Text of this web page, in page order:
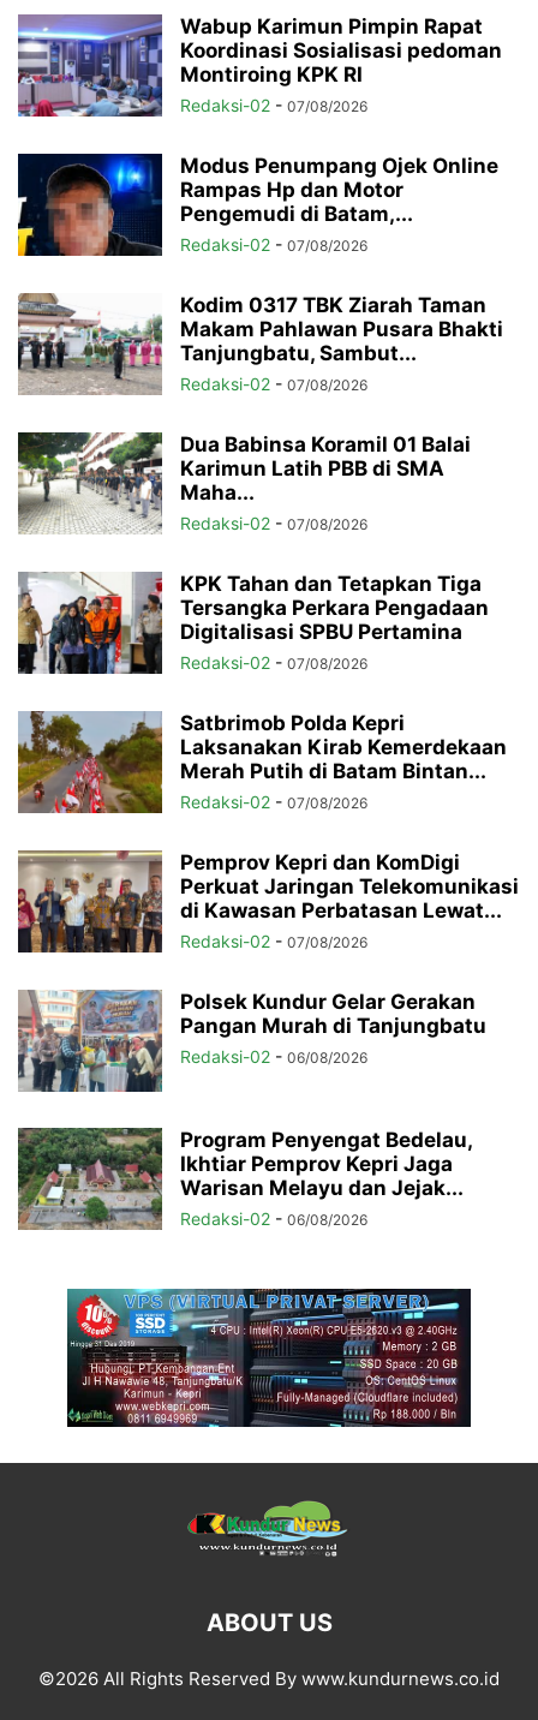
Wabup Karimun Pimpin Rapat
Koordinasi Sosialisasi pedoman
Montiroing KPK RI
Redaksi-02 - 07/08/2026
Modus Penumpang Ojek Online
Rampas Hp dan Motor
Pengemudi di Batam,...
Redaksi-02 - 07/08/2026
Kodim 0317 TBK Ziarah Taman
Makam Pahlawan Pusara Bhakti
Tanjungbatu, Sambut...
Redaksi-02 - 07/08/2026
Dua Babinsa Koramil 01 Balai
Karimun Latih PBB di SMA
Maha...
Redaksi-02 - 07/08/2026
KPK Tahan dan Tetapkan Tiga
Tersangka Perkara Pengadaan
Digitalisasi SPBU Pertamina
Redaksi-02 - 07/08/2026
Satbrimob Polda Kepri
Laksanakan Kirab Kemerdekaan
Merah Putih di Batam Bintan...
Redaksi-02 - 07/08/2026
Pemprov Kepri dan KomDigi
Perkuat Jaringan Telekomunikasi
di Kawasan Perbatasan Lewat...
Redaksi-02 - 07/08/2026
Polsek Kundur Gelar Gerakan
Pangan Murah di Tanjungbatu
Redaksi-02 - 06/08/2026
Program Penyengat Bedelau,
Ikhtiar Pemprov Kepri Jaga
Warisan Melayu dan Jejak...
Redaksi-02 - 06/08/2026
ABOUT US
©2026 All Rights Reserved By www.kundurnews.co.id